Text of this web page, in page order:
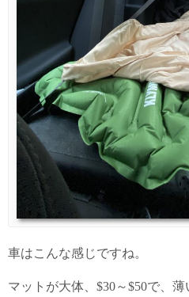
車はこんな感じですね。
マットが大体、$30～$50で、薄